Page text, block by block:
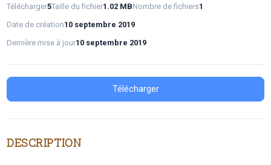
Télécharger5Taille du fichier1.02 MBNombre de fichiers1
Date de création10 septembre 2019
Dernière mise à jour10 septembre 2019
Télécharger
DESCRIPTION